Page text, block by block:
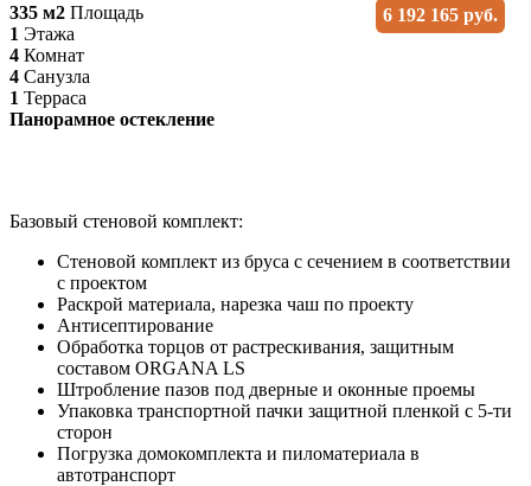
6 192 165 руб.
335 м2 Площадь
1 Этажа
4 Комнат
4 Санузла
1 Терраса
Панорамное остекление
Базовый стеновой комплект:
Стеновой комплект из бруса с сечением в соответствии
с проектом
Раскрой материала, нарезка чаш по проекту
Антисептирование
Обработка торцов от растрескивания, защитным
составом ORGANA LS
Штробление пазов под дверные и оконные проемы
Упаковка транспортной пачки защитной пленкой с 5-ти
сторон
Погрузка домокомплекта и пиломатериала в
автотранспорт